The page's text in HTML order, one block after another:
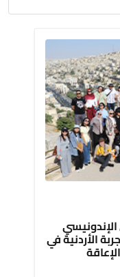
الأردنية في